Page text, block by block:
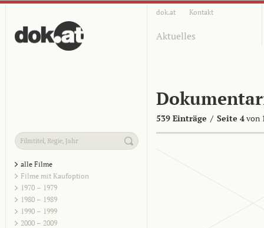
dok.at Kontakt
Aktuelles
539 Einträge / Seite 4von
alle Filme
Filme mit Kaufoption
1970 – 1979
1980 – 1989
1990 – 1999
2000 – 2009